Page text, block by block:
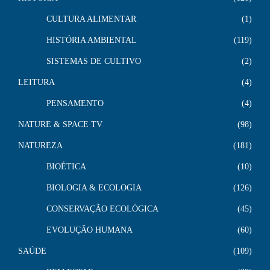
CULTURA ALIMENTAR 1
HISTÓRIA AMBIENTAL 119
SISTEMAS DE CULTIVO 2
LEITURA 4
PENSAMENTO 4
NATURE & SPACE TV 98
NATUREZA 181
BIOÉTICA 10
BIOLOGIA & ECOLOGIA 126
CONSERVAÇÃO ECOLÓGICA 45
EVOLUÇÃO HUMANA 60
SAÚDE 109